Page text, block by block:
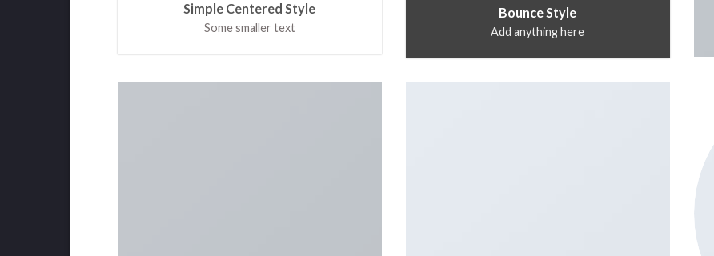
Simple Centered Style
Some smaller text
Bounce Style
Add anything here